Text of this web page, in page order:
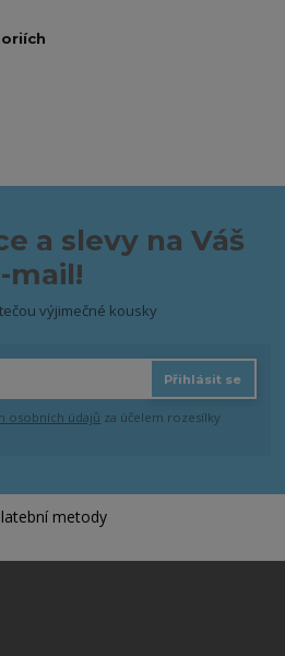
a slevy na Váš
mail!
výjimečné kousky
Přihlásit se
osobních údajů za účelem rozesílky